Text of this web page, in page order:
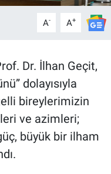
A- A+
Dr. İlhan Geçit,
dolayısıyla
bireylerimizin
ve azimleri;
büyük bir ilham